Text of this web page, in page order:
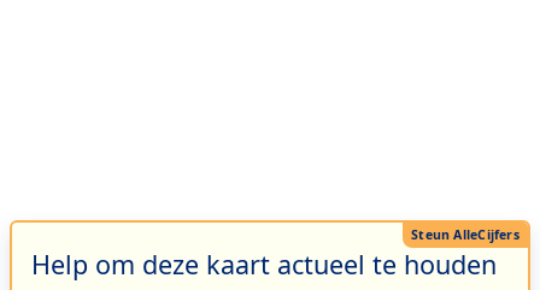
Help om deze kaart actueel te houden